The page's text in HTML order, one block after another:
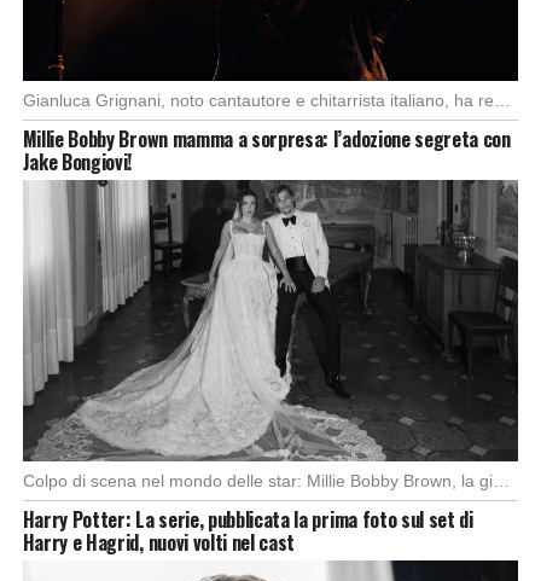
Millie Bobby Brown mamma a sorpresa: l’adozione segreta con
Jake Bongiovi!
Colpo di scena nel mondo delle star: Millie Bobby Brown, la giovanissima diva di Stranger […]
Harry Potter: La serie, pubblicata la prima foto sul set di
Harry e Hagrid, nuovi volti nel cast